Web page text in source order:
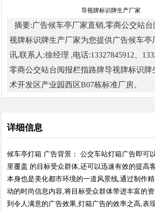
导视牌标识牌生产厂家
摘要:广告候车亭厂家直销,零商公交站
视牌标识牌生产厂家为您提供广告候车亭
讯,联系人:徐经理 ,电话:13327845912、
零商公交站台阅报栏指路牌导视牌标识牌
术开发区产业园西区B07栋标准厂房。
详细信息
候车亭灯箱 广告背景： 公交车站灯箱广告即可
里覆盖 的目标受众群体,还可以迅速有效的提高
本身也是美化都市环境的一道风景线,通过制作
动的时尚信息内容,将目标受众群体带进丰富的
到令人满意的广告效果,灯箱广告的效率之高,表